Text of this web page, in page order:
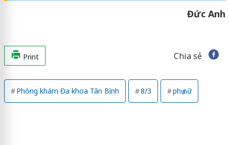
Đức Anh
Print Chia sẻ
Phòng khám Đa khoa Tân Bình 8/3 phụ nữ